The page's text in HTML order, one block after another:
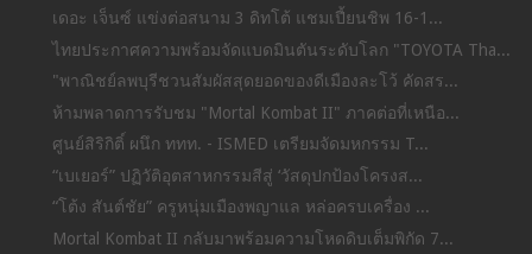
เดอะ เจ็นซ์ แข่งต่อสนาม 3 ดิทโต้ แชมเปี้ยนชิพ 16-1...
ไทยประกาศความพร้อมจัดแบดมินตันระดับโลก "TOYOTA Tha...
"พาณิชย์ลพบุรีชวนสัมผัสสุดยอดของดีเมืองละโว้ คัดสร...
ห้ามพลาดการรับชม "Mortal Kombat II" ภาคต่อที่เหนือ...
ศูนย์สิริกิติ์ ผนึก ททท. - ISMED เตรียมจัดมหกรรม T...
“เบเยอร์” ปฏิวัติอุตสาหกรรมสีสู่ ‘วัสดุปกป้องโครงส...
“โต้ง สันต์ชัย” ครูหนุ่มเมืองพญาแล หล่อครบเครื่อง ...
Mortal Kombat II กลับมาพร้อมความโหดดิบเต็มพิกัด 7...